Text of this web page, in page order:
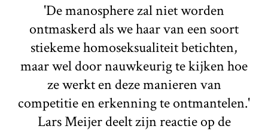
'De manosphere zal niet worden
ontmaskerd als we haar van een soort
stiekeme homoseksualiteit betichten,
maar wel door nauwkeurig te kijken hoe
ze werkt en deze manieren van
competitie en erkenning te ontmantelen.'
Lars Meijer deelt zijn reactie op de